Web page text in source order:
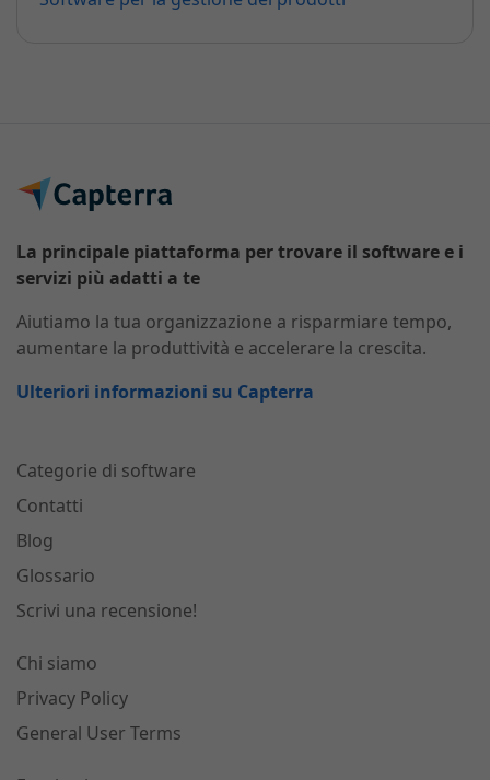
La principale piattaforma per trovare il software e i
servizi più adatti a te
Aiutiamo la tua organizzazione a risparmiare tempo,
aumentare la produttività e accelerare la crescita.
Ulteriori informazioni su Capterra
Categorie di software
Contatti
Blog
Glossario
Scrivi una recensione!
Chi siamo
Privacy Policy
General User Terms